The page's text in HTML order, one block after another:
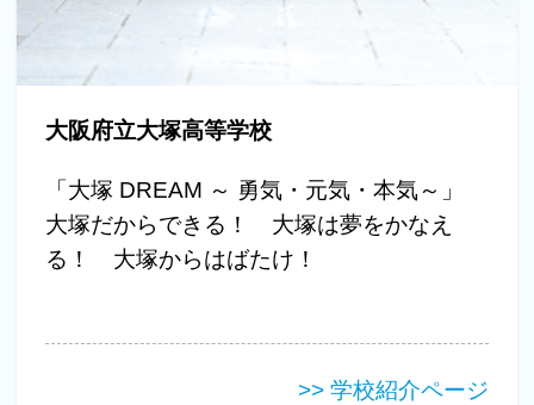
大阪府立大塚高等学校
「大塚 DREAM ～ 勇気・元気・本気～」
大塚だからできる！ 大塚は夢をかなえ
る！ 大塚からはばたけ！
>> 学校紹介ページ